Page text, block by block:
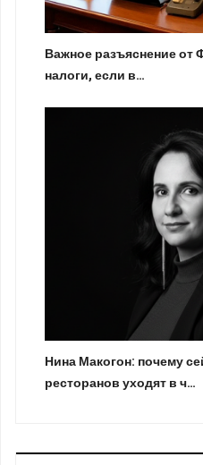
Важное разъяснение от
налоги, если в…
Нина Макогон: почему
ресторанов уходят в ч…